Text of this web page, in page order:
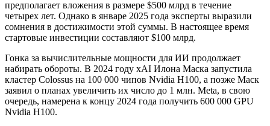
предполагает вложения в размере $500 млрд в течение
четырех лет. Однако в январе 2025 года эксперты выразили
сомнения в достижимости этой суммы. В настоящее время
стартовые инвестиции составляют $100 млрд.
Гонка за вычислительные мощности для ИИ продолжает
набирать обороты. В 2024 году xAI Илона Маска запустила
кластер Colossus на 100 000 чипов Nvidia H100, а позже Маск
заявил о планах увеличить их число до 1 млн. Meta, в свою
очередь, намерена к концу 2024 года получить 600 000 GPU
Nvidia H100.